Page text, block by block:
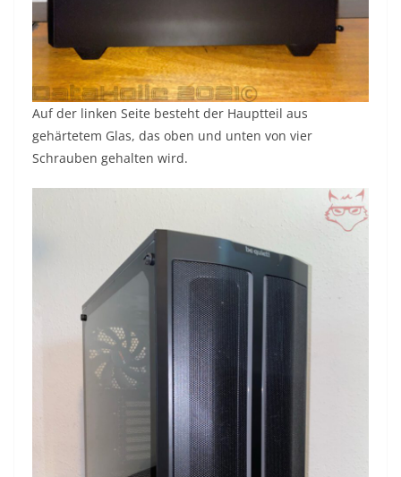
Auf der linken Seite besteht der Hauptteil aus
gehärtetem Glas, das oben und unten von vier
Schrauben gehalten wird.